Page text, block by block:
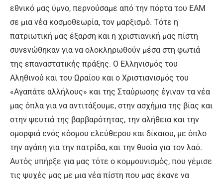
εθνικό μας ύμνο, περνούσαμε από την πόρτα του ΕΑΜ
σε μια νέα κοσμοθεωρία, τον μαρξισμό. Τότε η
πατριωτική μας έξαρση και η χριστιανική μας πίστη
συνενώθηκαν για να ολοκληρωθούν μέσα στη φωτιά
της επαναστατικής πράξης. Ο Ελληνισμός του
Αληθινού και του Ωραίου και ο Χριστιανισμός του
«Αγαπάτε αλλήλους» και της Σταύρωσης έγιναν τα νέα
μας όπλα για να αντιτάξουμε, στην ασχήμια της βίας και
στην ψευτιά της βαρβαρότητας, την αλήθεια και την
ομορφιά ενός κόσμου ελεύθερου και δίκαιου, με όπλο
την αγάπη για την πατρίδα, και την θυσία για τον λαό.
Αυτός υπήρξε για μας τότε ο κομμουνισμός, που γέμισε
τις ψυχές μας με μια νέα πίστη που μας έκανε να